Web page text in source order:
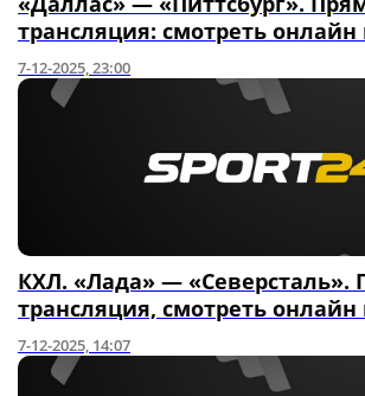
трансляция: смотреть
7-12-2025, 23:00
КХЛ. «Лада» — «Северсталь».
трансляция, смотреть онлайн
7-12-2025, 14:07